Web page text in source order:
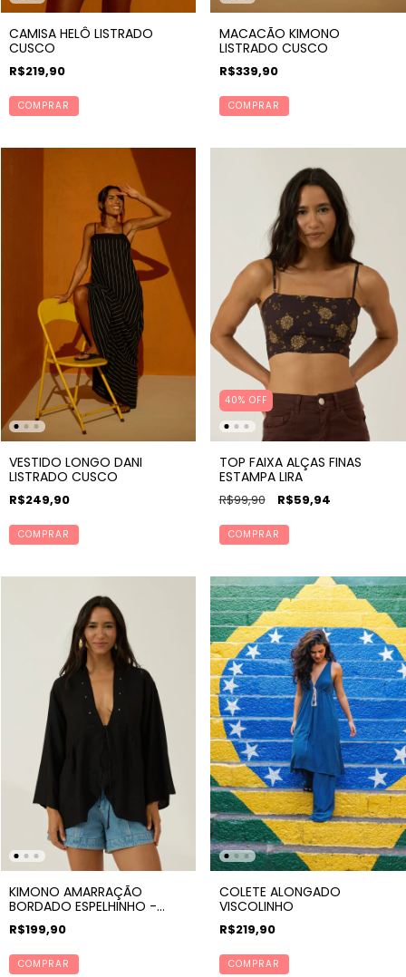
CAMISA HELÔ LISTRADO
CUSCO
R$219,90
COMPRAR
MACACÃO KIMONO
LISTRADO CUSCO
R$339,90
COMPRAR
VESTIDO LONGO DANI
LISTRADO CUSCO
R$249,90
COMPRAR
40% OFF
TOP FAIXA ALÇAS FINAS
ESTAMPA LIRA
R$99,90 R$59,94
COMPRAR
KIMONO AMARRAÇÃO
BORDADO ESPELHINHO -
VIBRA
R$199,90
COMPRAR
COLETE ALONGADO
VISCOLINHO
R$219,90
COMPRAR